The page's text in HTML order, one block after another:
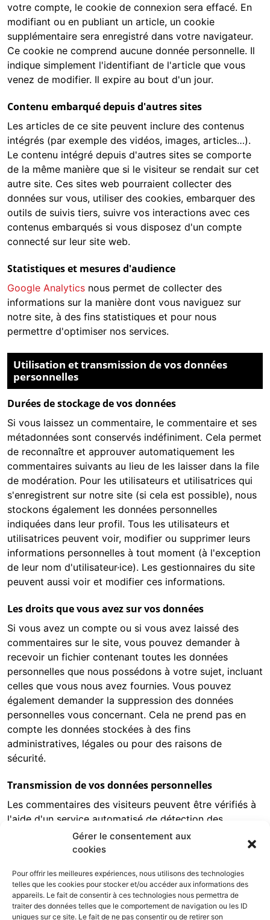
Gérer le consentement aux
cookies
Pour offrir les meilleures expériences, nous utilisons des technologies
telles que les cookies pour stocker et/ou accéder aux informations des
appareils. Le fait de consentir à ces technologies nous permettra de
traiter des données telles que le comportement de navigation ou les ID
uniques sur ce site. Le fait de ne pas consentir ou de retirer son
votre compte, le cookie de connexion sera effacé. En
modifiant ou en publiant un article, un cookie
supplémentaire sera enregistré dans votre navigateur.
Ce cookie ne comprend aucune donnée personnelle. Il
indique simplement l'identifiant de l'article que vous
venez de modifier. Il expire au bout d'un jour.
Contenu embarqué depuis d'autres sites
Les articles de ce site peuvent inclure des contenus
intégrés (par exemple des vidéos, images, articles…).
Le contenu intégré depuis d'autres sites se comporte
de la même manière que si le visiteur se rendait sur cet
autre site. Ces sites web pourraient collecter des
données sur vous, utiliser des cookies, embarquer des
outils de suivis tiers, suivre vos interactions avec ces
contenus embarqués si vous disposez d'un compte
connecté sur leur site web.
Statistiques et mesures d'audience
Google Analytics nous permet de collecter des
informations sur la manière dont vous naviguez sur
notre site, à des fins statistiques et pour nous
permettre d'optimiser nos services.
Utilisation et transmission de vos données
personnelles
Durées de stockage de vos données
Si vous laissez un commentaire, le commentaire et ses
métadonnées sont conservés indéfiniment. Cela permet
de reconnaître et approuver automatiquement les
commentaires suivants au lieu de les laisser dans la file
de modération. Pour les utilisateurs et utilisatrices qui
s'enregistrent sur notre site (si cela est possible), nous
stockons également les données personnelles
indiquées dans leur profil. Tous les utilisateurs et
utilisatrices peuvent voir, modifier ou supprimer leurs
informations personnelles à tout moment (à l'exception
de leur nom d'utilisateur·ice). Les gestionnaires du site
peuvent aussi voir et modifier ces informations.
Les droits que vous avez sur vos données
Si vous avez un compte ou si vous avez laissé des
commentaires sur le site, vous pouvez demander à
recevoir un fichier contenant toutes les données
personnelles que nous possédons à votre sujet, incluant
celles que vous nous avez fournies. Vous pouvez
également demander la suppression des données
personnelles vous concernant. Cela ne prend pas en
compte les données stockées à des fins
administratives, légales ou pour des raisons de
sécurité.
Transmission de vos données personnelles
Les commentaires des visiteurs peuvent être vérifiés à
l'aide d'un service automatisé de détection des
commentaires indésirables.
Sélectionner un type de demande :